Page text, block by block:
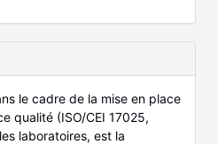
le cadre de la mise en place
qualité (ISO/CEI 17025,
laboratoires, est la